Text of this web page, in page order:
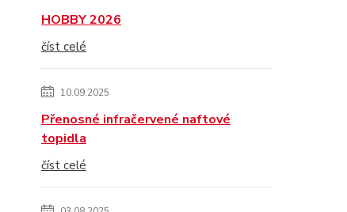
HOBBY 2026
číst celé
10.09.2025
Přenosné infračervené naftové
topidla
číst celé